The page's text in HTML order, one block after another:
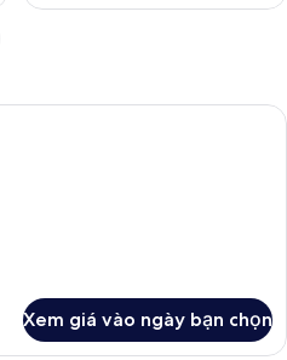
Khu vực làm việc phù hợp cho
Xem giá vào ngày bạn chọn